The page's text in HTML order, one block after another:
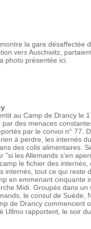
la gare désaffectée
vers Auschwitz,
photo présentée ici.
au Camp de Drancy le
des menaces
par le convoi n° 77.
à perdre, les internés
des colis alimentaires.
"si les Allemands s'en
le fichier des
internés, tout ce qui
en emmenant
Midi. Groupés dans
le consul de
de Drancy
Ullmo rapportent, le soir